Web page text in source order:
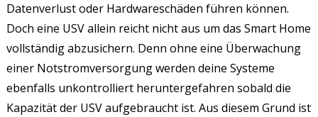
Datenverlust oder Hardwareschäden führen können.
Doch eine USV allein reicht nicht aus um das Smart Home
vollständig abzusichern. Denn ohne eine Überwachung
einer Notstromversorgung werden deine Systeme
ebenfalls unkontrolliert heruntergefahren sobald die
Kapazität der USV aufgebraucht ist. Aus diesem Grund ist